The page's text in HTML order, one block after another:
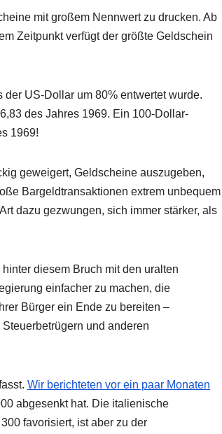
mit großem Nennwert zu drucken. Ab
Zeitpunkt verfügt der größte Geldschein
US-Dollar um 80% entwertet wurde.
des Jahres 1969. Ein 100-Dollar-
1969!
geweigert, Geldscheine auszugeben,
Bargeldtransaktionen extrem unbequem
dazu gezwungen, sich immer stärker, als
diesem Bruch mit den uralten
einfacher zu machen, die
Bürger ein Ende zu bereiten –
und anderen
Wir berichteten vor ein paar Monaten
abgesenkt hat. Die italienische
favorisiert, ist aber zu der